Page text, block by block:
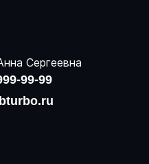
Сергеевна
99-99